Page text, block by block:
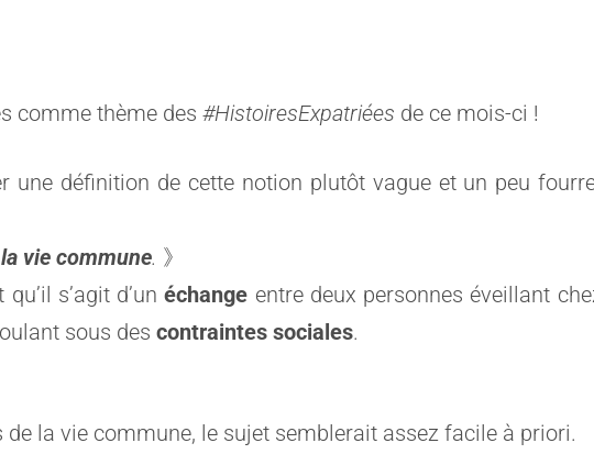
comme thème des #HistoiresExpatriées de ce mois-ci !
une définition de cette notion plutôt vague et un peu
vie commune. 》
s’agit d’unéchange entre deux personnes éveillant
sous des contraintes sociales.
de la vie commune, le sujet semblerait assez facile à priori.